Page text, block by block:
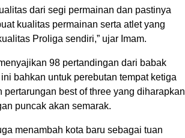
dari segi permainan dan pastinya
kualitas permainan serta atlet yang
Proliga sendiri,” ujar Imam.
98 pertandingan dari babak
bahkan untuk perebutan tempat ketiga
best of three yang diharapkan
puncak akan semarak.
menambah kota baru sebagai tuan